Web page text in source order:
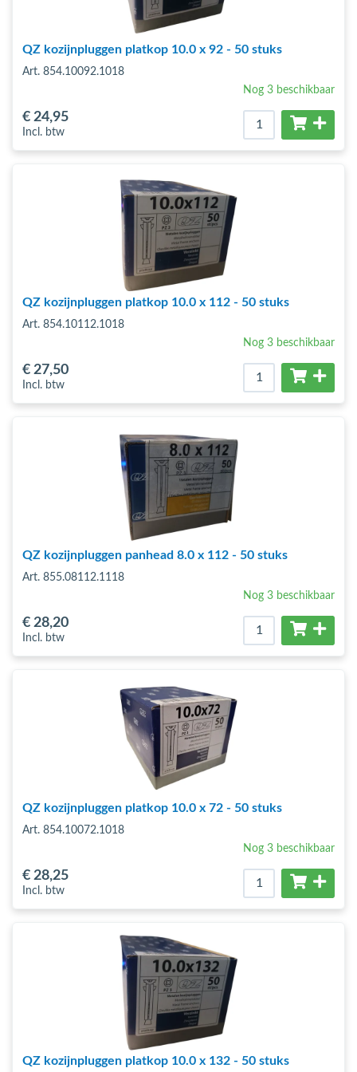
QZ kozijnpluggen platkop 10.0 x 92 - 50 stuks
Art. 854.10092.1018
Nog 3 beschikbaar
€ 24,95
Incl. btw
QZ kozijnpluggen platkop 10.0 x 112 - 50 stuks
Art. 854.10112.1018
Nog 3 beschikbaar
€ 27,50
Incl. btw
QZ kozijnpluggen panhead 8.0 x 112 - 50 stuks
Art. 855.08112.1118
Nog 3 beschikbaar
€ 28,20
Incl. btw
QZ kozijnpluggen platkop 10.0 x 72 - 50 stuks
Art. 854.10072.1018
Nog 3 beschikbaar
€ 28,25
Incl. btw
QZ kozijnpluggen platkop 10.0 x 132 - 50 stuks